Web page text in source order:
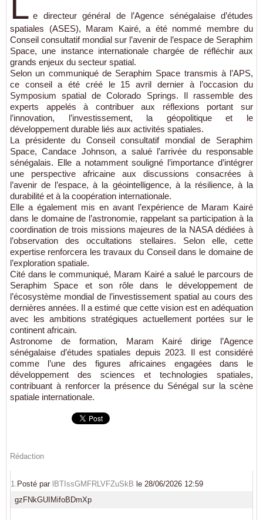
e directeur général de l’Agence sénégalaise d’études
spatiales (ASES), Maram Kairé, a été nommé membre du
Conseil consultatif mondial sur l’avenir de l’espace de Seraphim
Space, une instance internationale chargée de réfléchir aux
grands enjeux du secteur spatial.
Selon un communiqué de Seraphim Space transmis à l’APS,
ce conseil a été créé le 15 avril dernier à l’occasion du
Symposium spatial de Colorado Springs. Il rassemble des
experts appelés à contribuer aux réflexions portant sur
l’innovation, l’investissement, la géopolitique et le
développement durable liés aux activités spatiales.
La présidente du Conseil consultatif mondial de Seraphim
Space, Candace Johnson, a salué l’arrivée du responsable
sénégalais. Elle a notamment souligné l’importance d’intégrer
une perspective africaine aux discussions consacrées à
l’avenir de l’espace, à la géointelligence, à la résilience, à la
durabilité et à la coopération internationale.
Elle a également mis en avant l’expérience de Maram Kairé
dans le domaine de l’astronomie, rappelant sa participation à la
coordination de trois missions majeures de la NASA dédiées à
l’observation des occultations stellaires. Selon elle, cette
expertise renforcera les travaux du Conseil dans le domaine de
l’exploration spatiale.
Cité dans le communiqué, Maram Kairé a salué le parcours de
Seraphim Space et son rôle dans le développement de
l’écosystème mondial de l’investissement spatial au cours des
dernières années. Il a estimé que cette vision est en adéquation
avec les ambitions stratégiques actuellement portées sur le
continent africain.
Astronome de formation, Maram Kairé dirige l’Agence
sénégalaise d’études spatiales depuis 2023. Il est considéré
comme l’une des figures africaines engagées dans le
développement des sciences et technologies spatiales,
contribuant à renforcer la présence du Sénégal sur la scène
spatiale internationale.
Rédaction
1. Posté par lBTIssGMFRLVFZuSkB le 28/06/2026 12:59
gzFNkGUIMifoBDmXp